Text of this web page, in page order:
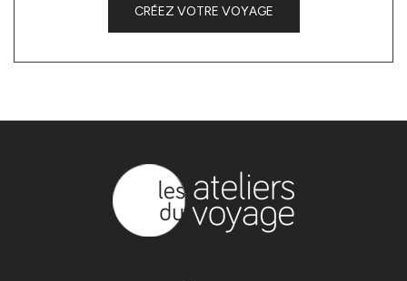
CRÉEZ VOTRE VOYAGE